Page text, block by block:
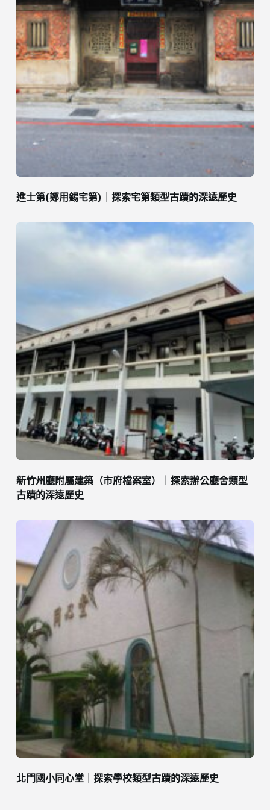
進士第(鄭用錫宅第)｜探索宅第類型古蹟的深遠歷史
新竹州廳附屬建築（市府檔案室）｜探索辦公廳舍類型
古蹟的深遠歷史
北門國小同心堂｜探索學校類型古蹟的深遠歷史